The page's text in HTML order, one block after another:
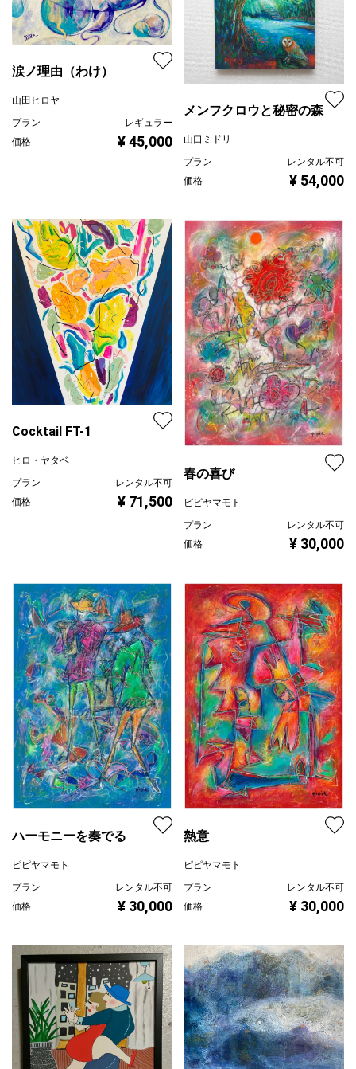
涙ノ理由（わけ）
山田ヒロヤ
プラン
レギュラー
価格
¥ 45,000
メンフクロウと秘密の森
山口ミドリ
プラン
レンタル不可
価格
¥ 54,000
Cocktail FT-1
ヒロ・ヤタベ
プラン
レンタル不可
価格
¥ 71,500
春の喜び
ピピヤマモト
プラン
レンタル不可
価格
¥ 30,000
ハーモニーを奏でる
ピピヤマモト
プラン
レンタル不可
価格
¥ 30,000
熱意
ピピヤマモト
プラン
レンタル不可
価格
¥ 30,000